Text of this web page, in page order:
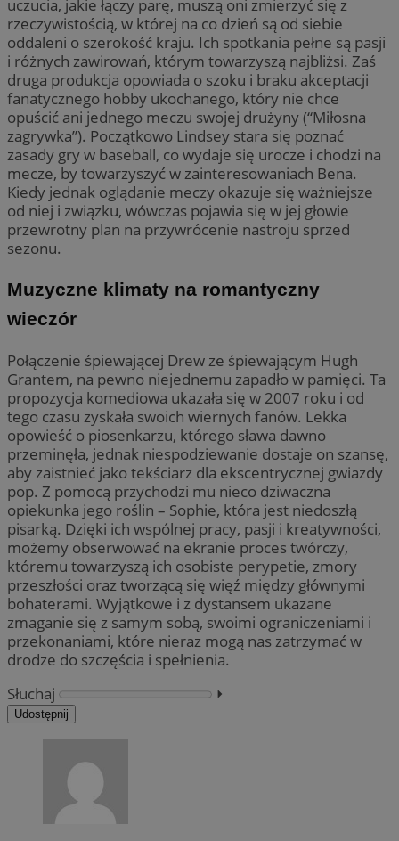
uczucia, jakie łączy parę, muszą oni zmierzyć się z
rzeczywistością, w której na co dzień są od siebie
oddaleni o szerokość kraju. Ich spotkania pełne są pasji
i różnych zawirowań, którym towarzyszą najbliżsi. Zaś
druga produkcja opowiada o szoku i braku akceptacji
fanatycznego hobby ukochanego, który nie chce
opuścić ani jednego meczu swojej drużyny (“Miłosna
zagrywka”). Początkowo Lindsey stara się poznać
zasady gry w baseball, co wydaje się urocze i chodzi na
mecze, by towarzyszyć w zainteresowaniach Bena.
Kiedy jednak oglądanie meczy okazuje się ważniejsze
od niej i związku, wówczas pojawia się w jej głowie
przewrotny plan na przywrócenie nastroju sprzed
sezonu.
Muzyczne klimaty na romantyczny
wieczór
Połączenie śpiewającej Drew ze śpiewającym Hugh
Grantem, na pewno niejednemu zapadło w pamięci. Ta
propozycja komediowa ukazała się w 2007 roku i od
tego czasu zyskała swoich wiernych fanów. Lekka
opowieść o piosenkarzu, którego sława dawno
przeminęła, jednak niespodziewanie dostaje on szansę,
aby zaistnieć jako tekściarz dla ekscentrycznej gwiazdy
pop. Z pomocą przychodzi mu nieco dziwaczna
opiekunka jego roślin – Sophie, która jest niedoszłą
pisarką. Dzięki ich wspólnej pracy, pasji i kreatywności,
możemy obserwować na ekranie proces twórczy,
któremu towarzyszą ich osobiste perypetie, zmory
przeszłości oraz tworzącą się więź między głównymi
bohaterami. Wyjątkowe i z dystansem ukazane
zmaganie się z samym sobą, swoimi ograniczeniami i
przekonaniami, które nieraz mogą nas zatrzymać w
drodze do szczęścia i spełnienia.
Słuchaj
⏵︎
Udostępnij